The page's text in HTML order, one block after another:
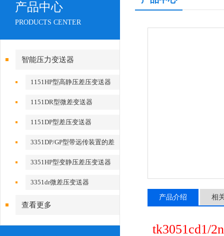
产品中心
PRODUCTS CENTER
智能压力变送器
1151HP型高静压差压变送器
1151DR型微差变送器
1151DP型差压变送器
3351DP/GP型带远传装置的差
压、压力变送器
3351HP型变静压差压变送器
3351dr微差压变送器
查看更多
产品介绍 相
tk3051cd1/